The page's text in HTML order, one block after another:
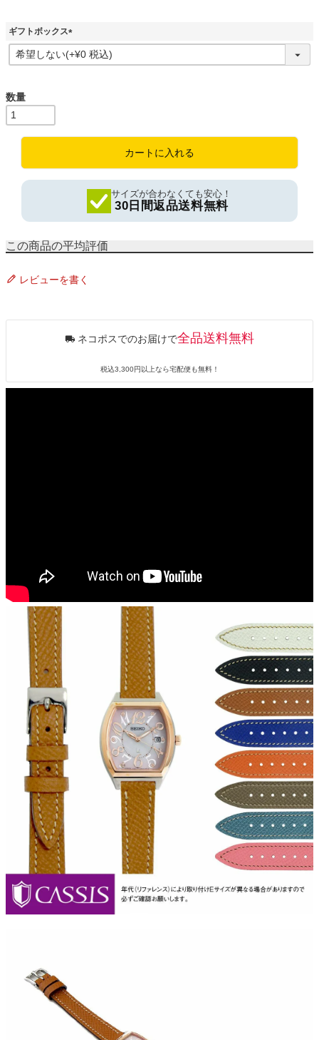
ギフトボックス
(
必
カートに入れる
サイズが合わなくても安心！
30日間返品送料無料
レビューを書く
ネコポスでのお届けで全品送料無料
税込3,300円以上なら宅配便も無料！